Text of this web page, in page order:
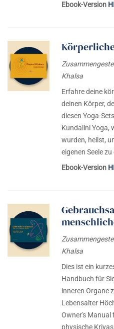
Ebook-Version
Khalsa
Erfahre deine
deinen Körper,
diesen Yoga-
Kundalini Yoga,
wurden, heilst,
eigenen Seele
Ebook-Version
Khalsa
Dies ist ein
Handbuch für
inneren Organe
Lebensalter
Owner's Manual
physische